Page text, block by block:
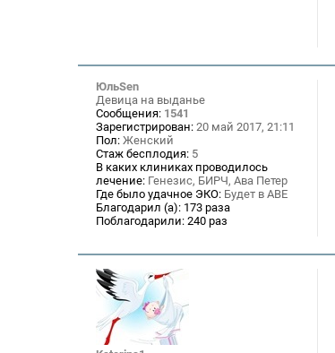
ЮльSen
Девица на выданье
Сообщения: 1541
Зарегистрирован: 20 май 2017, 21:11
Пол: Женский
Стаж бесплодия: 5
В каких клиниках проводилось
лечение: Генезис, БИРЧ, Ава Петер
Где было удачное ЭКО: Будет в АВЕ
Благодарил (а): 173 раза
Поблагодарили: 240 раз